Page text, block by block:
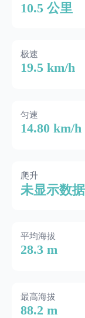
10.5 公里
极速
19.5 km/h
匀速
14.80 km/h
爬升
未显示数据
平均海拔
28.3 m
最高海拔
88.2 m